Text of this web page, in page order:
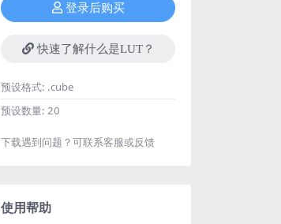
登录后购买
快速了解什么是LUT？
预设格式: .cube
预设数量: 20
下载遇到问题？可联系客服或反馈
使用帮助